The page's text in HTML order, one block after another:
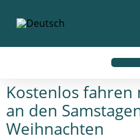
Kostenlos fahren
an den
Weihnachten